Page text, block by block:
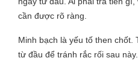
cần được rõ ràng.
Minh bạch là yếu tố then chốt.
từ đầu để tránh rắc rối sau này.